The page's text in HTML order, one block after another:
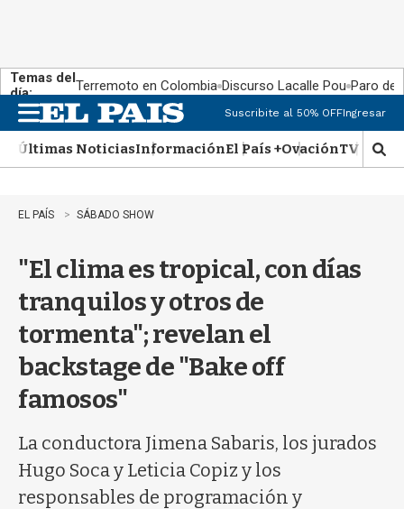
Temas del
día:
Terremoto en Colombia Discurso Lacalle Pou Paro de
n
u
Suscribite al 50% OFFIngresar
Últimas NoticiasInformaciónEl País +OvaciónTV Show
M
o
EL PAÍS SÁBADO SHOW
"El clima es tropical, con días
tranquilos y otros de
tormenta"; revelan el
backstage de "Bake off
famosos"
La conductora Jimena Sabaris, los jurados
Hugo Soca y Leticia Copiz y los
responsables de programación y